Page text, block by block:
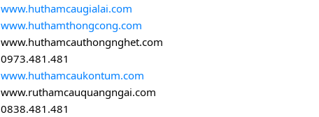
www.huthamcaugialai.com
www.huthamthongcong.com
www.huthamcauthongnghet.com
0973.481.481
www.huthamcaukontum.com
www.ruthamcauquangngai.com
0838.481.481